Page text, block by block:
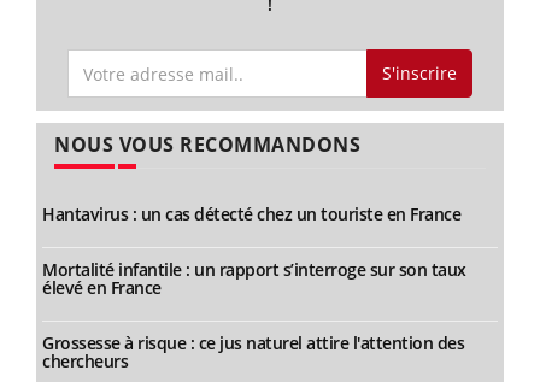
S'inscrire
NOUS VOUS RECOMMANDONS
Hantavirus : un cas détecté chez un touriste en France
Mortalité infantile : un rapport s’interroge sur son taux
élevé en France
Grossesse à risque : ce jus naturel attire l'attention des
chercheurs